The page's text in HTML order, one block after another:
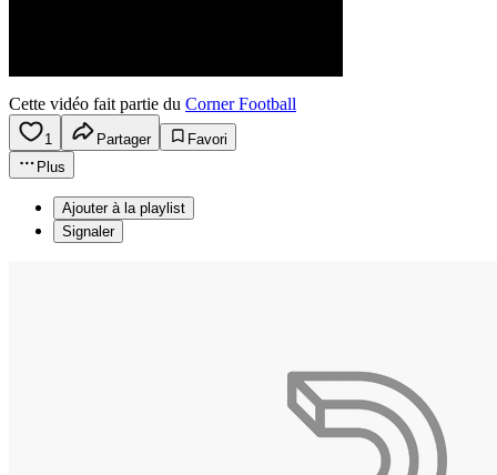
Cette vidéo fait partie du Corner Football
1 Partager
Favori
Plus
Ajouter à la playlist
Signaler